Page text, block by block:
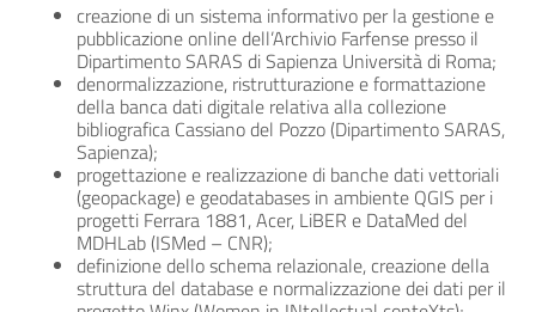
creazione di un sistema informativo per la gestione e
pubblicazione online dell’Archivio Farfense presso il
Dipartimento SARAS di Sapienza Università di Roma;
denormalizzazione, ristrutturazione e formattazione
della banca dati digitale relativa alla collezione
bibliografica Cassiano del Pozzo (Dipartimento SARAS,
Sapienza);
progettazione e realizzazione di banche dati vettoriali
(geopackage) e geodatabases in ambiente QGIS per i
progetti Ferrara 1881, Acer, LiBER e DataMed del
MDHLab (ISMed – CNR);
definizione dello schema relazionale, creazione della
struttura del database e normalizzazione dei dati per il